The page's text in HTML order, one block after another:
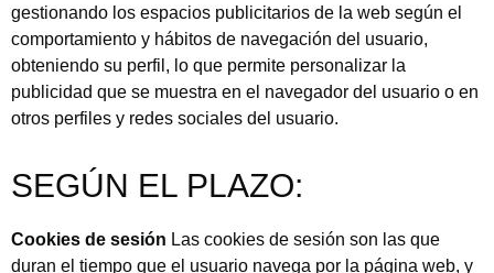
gestionando los espacios publicitarios de la web según el
comportamiento y hábitos de navegación del usuario,
obteniendo su perfil, lo que permite personalizar la
publicidad que se muestra en el navegador del usuario o en
otros perfiles y redes sociales del usuario.
SEGÚN EL PLAZO:
Cookies de sesión Las cookies de sesión son las que
duran el tiempo que el usuario navega por la página web, y